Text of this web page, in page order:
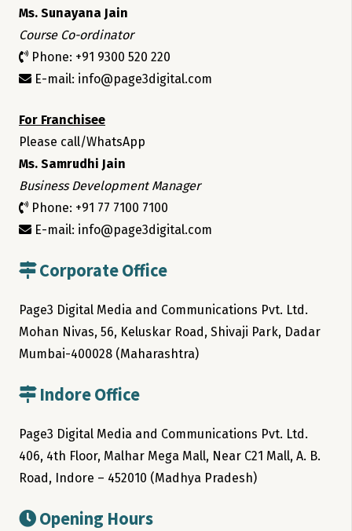
Ms. Sunayana Jain
Course Co-ordinator
Phone: +91 9300 520 220
E-mail: info@page3digital.com
For Franchisee
Please call/WhatsApp
Ms. Samrudhi Jain
Business Development Manager
Phone: +91 77 7100 7100
E-mail: info@page3digital.com
Corporate Office
Page3 Digital Media and Communications Pvt. Ltd.
Mohan Nivas, 56, Keluskar Road, Shivaji Park, Dadar
Mumbai-400028 (Maharashtra)
Indore Office
Page3 Digital Media and Communications Pvt. Ltd.
406, 4th Floor, Malhar Mega Mall, Near C21 Mall, A. B.
Road, Indore – 452010 (Madhya Pradesh)
Opening Hours